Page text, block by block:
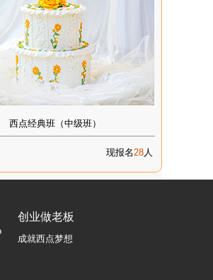
西点经典班（中级班）
现报名28人
创业做老板
成就西点梦想